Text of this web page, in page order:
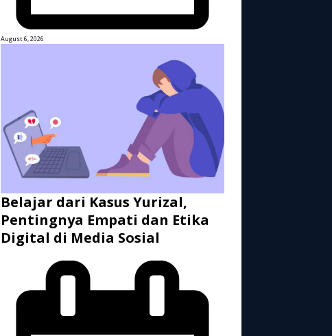
August 6, 2026
Belajar dari Kasus Yurizal,
Pentingnya Empati dan Etika
Digital di Media Sosial